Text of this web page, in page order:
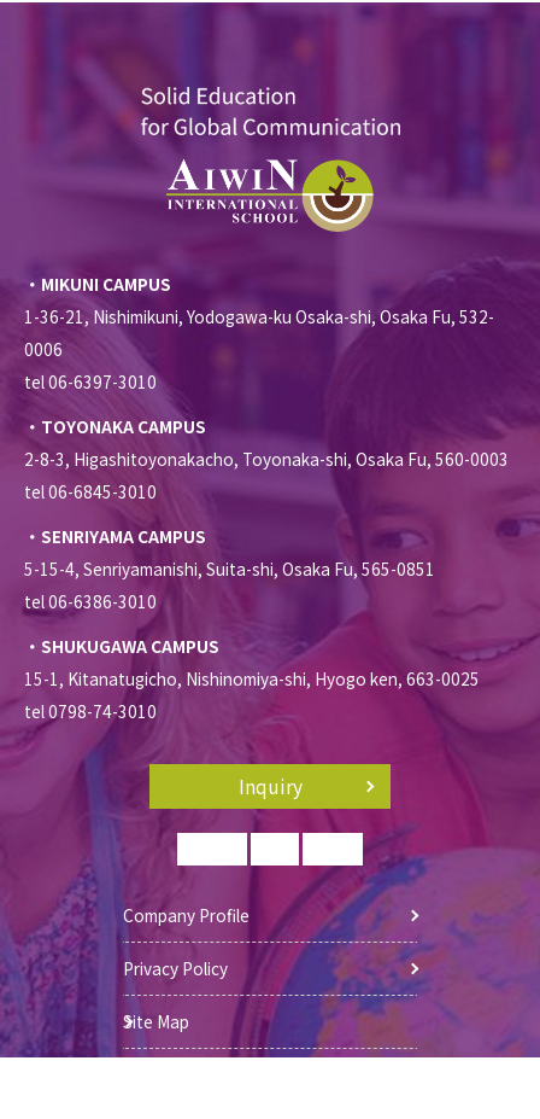
・MIKUNI CAMPUS
1-36-21, Nishimikuni, Yodogawa-ku Osaka-shi, Osaka Fu, 532-
0006
tel 06-6397-3010
・TOYONAKA CAMPUS
2-8-3, Higashitoyonakacho, Toyonaka-shi, Osaka Fu, 560-0003
tel 06-6845-3010
・SENRIYAMA CAMPUS
5-15-4, Senriyamanishi, Suita-shi, Osaka Fu, 565-0851
tel 06-6386-3010
・SHUKUGAWA CAMPUS
15-1, Kitanatugicho, Nishinomiya-shi, Hyogo ken, 663-0025
tel 0798-74-3010
Inquiry
Company Profile
Privacy Policy
Site Map